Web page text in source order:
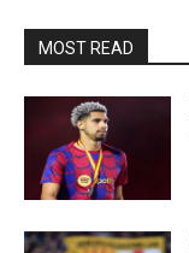
MOST READ